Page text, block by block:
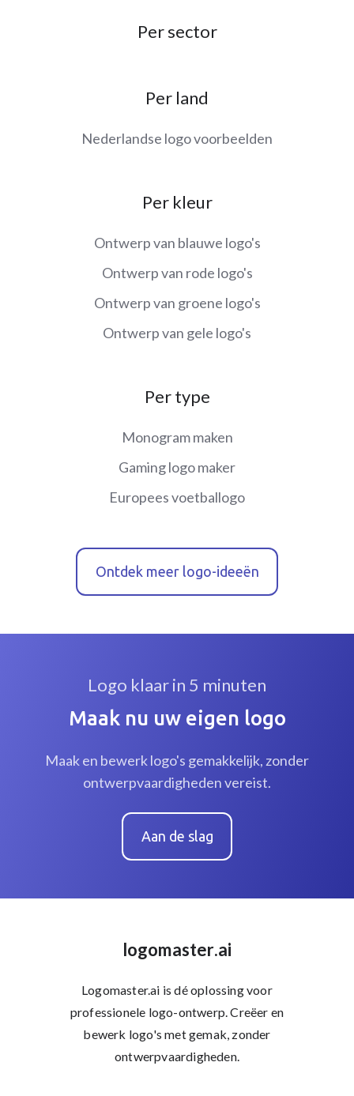
Per sector
Per land
Nederlandse logo voorbeelden
Per kleur
Ontwerp van blauwe logo's
Ontwerp van rode logo's
Ontwerp van groene logo's
Ontwerp van gele logo's
Per type
Monogram maken
Gaming logo maker
Europees voetballogo
Ontdek meer logo-ideeën
Logo klaar in 5 minuten
Maak nu uw eigen logo
Maak en bewerk logo's gemakkelijk, zonder
ontwerpvaardigheden vereist.
Aan de slag
logomaster.ai
Logomaster.ai is dé oplossing voor
professionele logo-ontwerp. Creëer en
bewerk logo's met gemak, zonder
ontwerpvaardigheden.